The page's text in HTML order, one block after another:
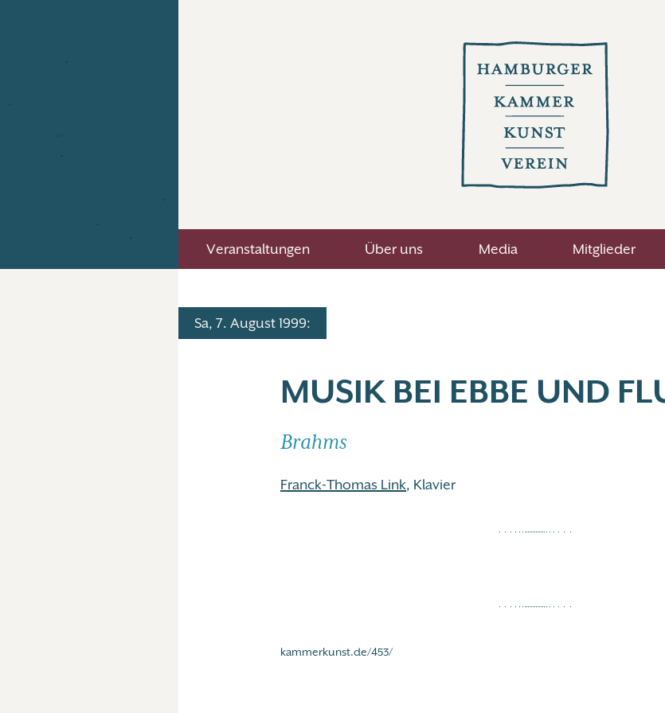
Veranstaltungen Über uns Media Mitglieder
Sa, 7. August 1999:
MUSIK BEI EBBE UND
Brahms
Franck-Thomas Link, Klavier
kammerkunst.de/453/